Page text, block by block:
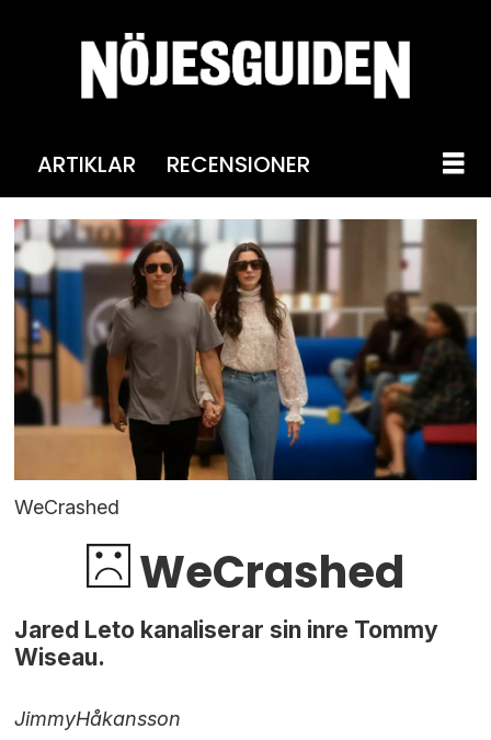
ARTIKLAR RECENSIONER
WeCrashed
WeCrashed
Jared Leto kanaliserar sin inre Tommy
Wiseau.
JimmyHåkansson